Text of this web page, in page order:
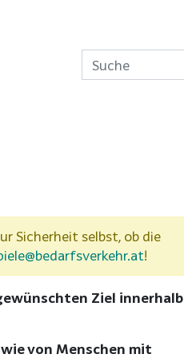
Sicherheit selbst, ob die
!
Ziel innerhalb
von Menschen mit